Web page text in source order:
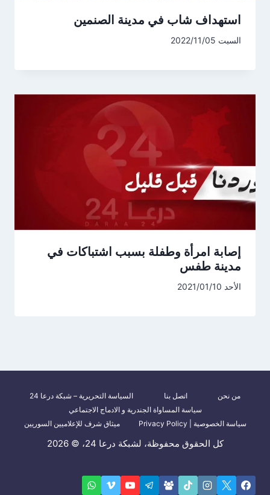
استهداف شاب في مدينة الصنمين
السبت 2022/11/05
إصابة امرأة وطفلة بسبب اشتباكات في
مدينة طفس
الأحد 2021/01/10
من نحن اتصل بنا
السياسة التحريرية – شبكة درعا 24
سياسة المساواة الجندرية و الادماج الاجتماعي
سياسة الخصوصية | Privacy Policy
ميثاق شرف للإعلاميين السوريين
كل الحقوق محفوظة، لشبكة درعا 24، © 2026